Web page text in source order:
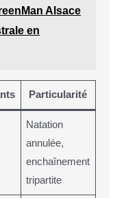
Alsace
en
Particularité
Natation
annulée,
enchaînement
tripartite